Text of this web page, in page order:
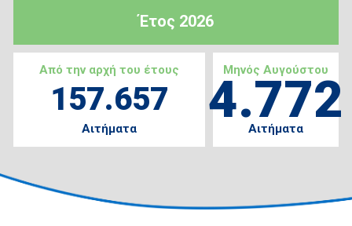
Έτος 2026
Από την αρχή του έτους
157.657
Αιτήματα
Μηνός Αυγούστου
4.772
Αιτήματα